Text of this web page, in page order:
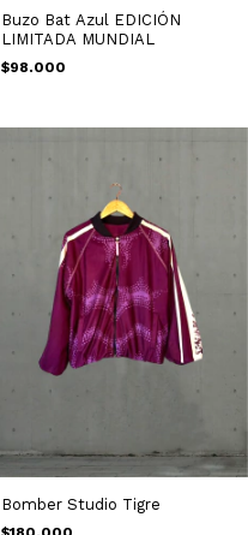
Buzo Bat Azul EDICIÓN
LIMITADA MUNDIAL
$98.000
Bomber Studio Tigre